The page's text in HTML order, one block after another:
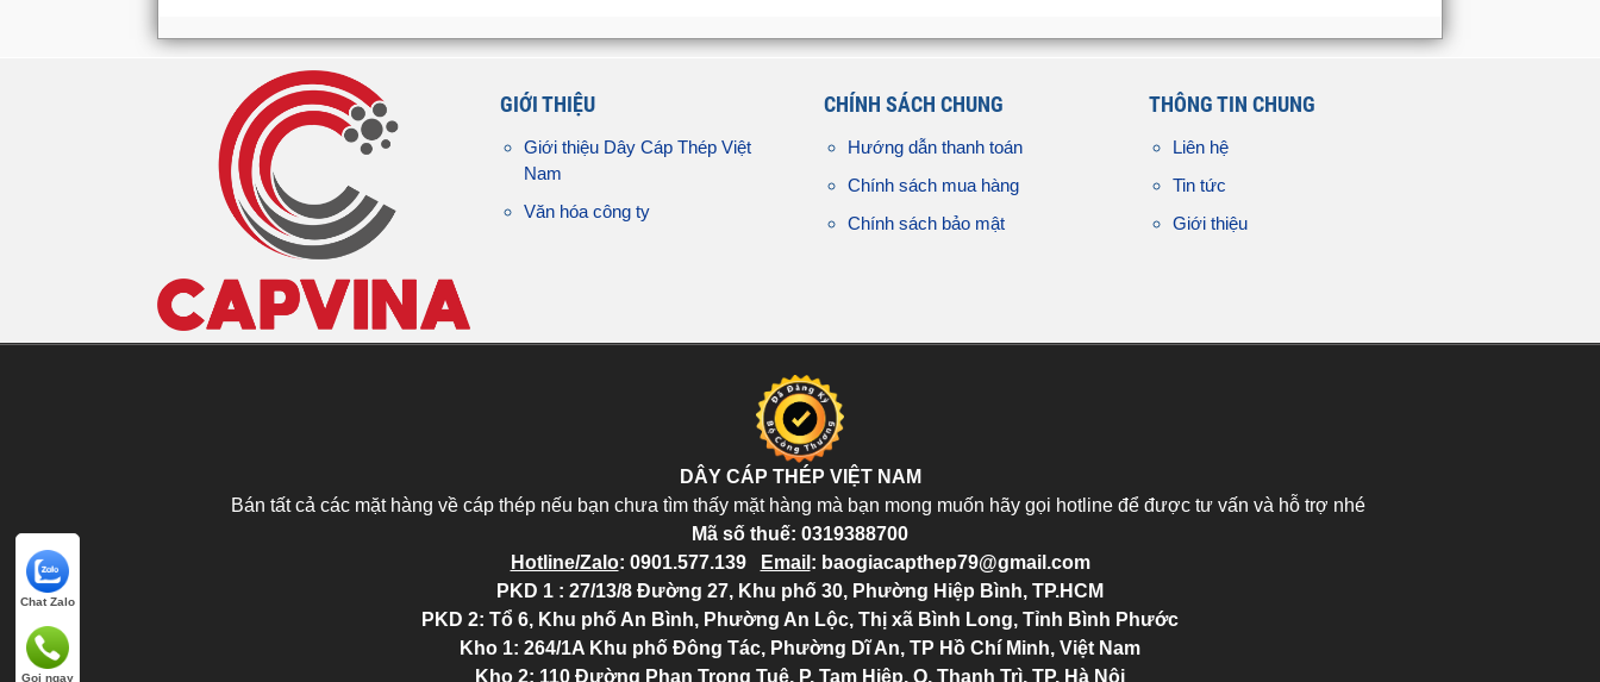
GIỚI THIỆU
Giới thiệu Dây Cáp Thép Việt
Nam
Văn hóa công ty
CHÍNH SÁCH CHUNG
Hướng dẫn thanh toán
Chính sách mua hàng
Chính sách bảo mật
THÔNG TIN CHUNG
Liên hệ
Tin tức
Giới thiệu
DÂY CÁP THÉP VIỆT NAM
Bán tất cả các mặt hàng về cáp thép nếu bạn chưa tìm thấy mặt hàng mà bạn mong muốn hãy gọi hotline để được tư vấn và hỗ trợ nhé
Mã số thuế: 0319388700
Hotline/Zalo: 0901.577.139 Email : baogiacapthep79@gmail.com
PKD 1 : 27/13/8 Đường 27, Khu phố 30, Phường Hiệp Bình, TP.HCM
PKD 2: Tổ 6, Khu phố An Bình, Phường An Lộc, Thị xã Bình Long, Tỉnh Bình Phước
Kho 1: 264/1A Khu phố Đông Tác, Phường Dĩ An, TP Hồ Chí Minh, Việt Nam
Kho 2: 110 Đường Phan Trọng Tuệ, P. Tam Hiệp, Q. Thanh Trì, TP. Hà Nội
Chat Zalo
Gọi ngay